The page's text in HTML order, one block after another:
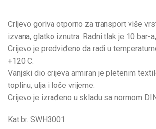
Crijevo goriva otporno za transport više
izvana, glatko iznutra. Radni tlak je 10 bar-
Crijevo je predviđeno da radi u
+120 C.
Vanjski dio crijeva armiran je pletenim
toplinu, ulja i loše vrijeme.
Crijevo je izrađeno u skladu sa normom
Kat.br. SWH3001